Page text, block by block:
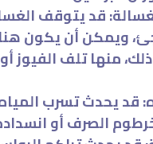
قد يتوقف
ويمكن أن يكون
منها تلف الفيوز
قد يحدث تسرب
الصرف أو